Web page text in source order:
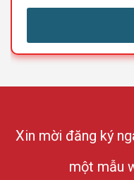
Hỗ trợ kỹ thuật
Xin mời đăng ký
một mẫu